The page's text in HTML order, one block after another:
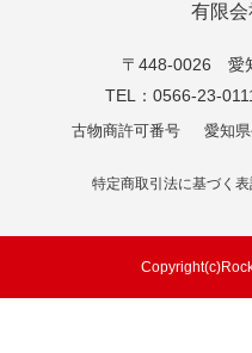
有限
〒448-0026 愛
TEL：0566-23-
古物商許可番号 愛知
特定商取引法に基づく